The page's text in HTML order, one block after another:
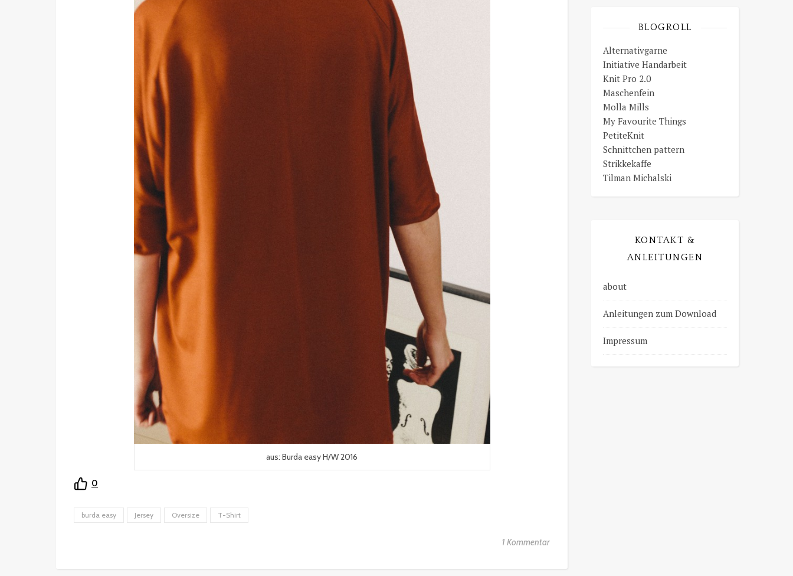
aus: Burda easy H/W 2016
0
burda easy Jersey Oversize T-Shirt
1 Kommentar
BLOGROLL
Alternativgarne
Initiative Handarbeit
Knit Pro 2.0
Maschenfein
Molla Mills
My Favourite Things
PetiteKnit
Schnittchen pattern
Strikkekaffe
Tilman Michalski
KONTAKT &
ANLEITUNGEN
about
Anleitungen zum Download
Impressum